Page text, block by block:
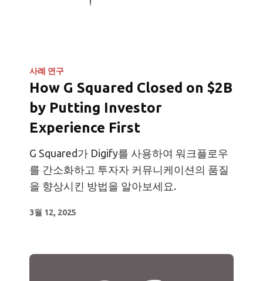
사례 연구
How G Squared Closed on $2B
by Putting Investor
Experience First
G Squared가 Digify를 사용하여 워크플로우
를 간소화하고 투자자 커뮤니케이션의 품질
을 향상시킨 방법을 알아보세요.
3월 12, 2025